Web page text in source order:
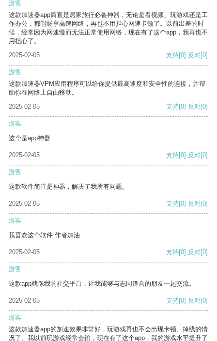
游客
这款加速器app简直是居家旅行必备神器，无论是看视频、玩游戏还是工
作办公，都能畅享高速网络，再也不用担心网速卡顿了。以前出差的时
候，经常因为网速慢而无法正常使用网络，现在有了这个app，我再也不
用担心了。
2025-02-05
支持[0] 反对[0]
游客
这款加速器VPM应用程序可以给你提供最高速度和安全性的连接，并帮
助你在网络上自由移动。
2025-02-05
支持[0] 反对[0]
游客
这个是app神器
2025-02-05 支持[0] 反对[0]
游客
这款软件简直是神器，解决了我所有问题。
2025-02-05 支持[0] 反对[0]
游客
我喜欢这个软件 作者加油
2025-02-05 支持[0] 反对[0]
游客
这款app就像我的社交平台，让我能够与志同道合的朋友一起交流。
2025-02-05 支持[0] 反对[0]
游客
这款加速器app的加速效果非常好，玩游戏再也不会出现卡顿、掉线的情
况了。我以前玩游戏经常会输，现在有了这个app，我的游戏水平提升了